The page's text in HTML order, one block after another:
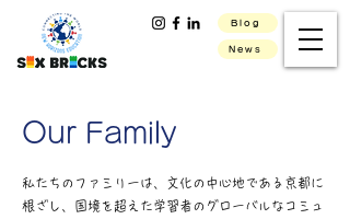
News
Blog
Our Family
私たちのファミリーは、文化の中心地である京都に
根ざし、国境を超えた学習者のグローバルなコミュ